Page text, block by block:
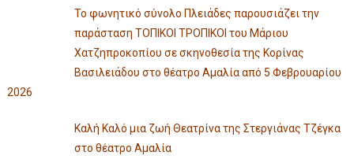
Το φωνητικό σύνολο Πλειάδες παρουσιάζει την
παράσταση ΤΟΠΙΚΟΙ ΤΡΟΠΙΚΟΙ του Μάριου
Χατζηπροκοπίου σε σκηνοθεσία της Κορίνας
Βασιλειάδου στο θέατρο Αμαλία από 5 Φεβρουαρίου
2026
Καλή Καλό μια ζωή Θεατρίνα της Στεργιάνας Τζέγκα
στο θέατρο Αμαλία